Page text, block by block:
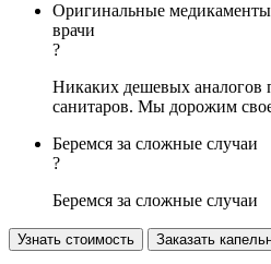
Оригинальные
врачи
?
Никаких дешевых аналогов
санитаров. Мы дорожим
Беремся за сложные случаи
?
Беремся за сложные случаи
Узнать стоимость Заказать